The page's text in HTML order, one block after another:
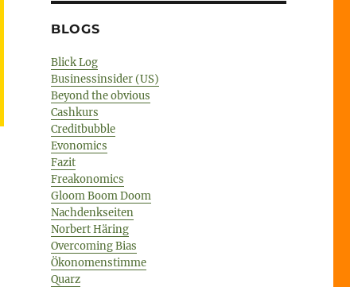
BLOGS
Blick Log
Businessinsider (US)
Beyond the obvious
Cashkurs
Creditbubble
Evonomics
Fazit
Freakonomics
Gloom Boom Doom
Nachdenkseiten
Norbert Häring
Overcoming Bias
Ökonomenstimme
Quarz